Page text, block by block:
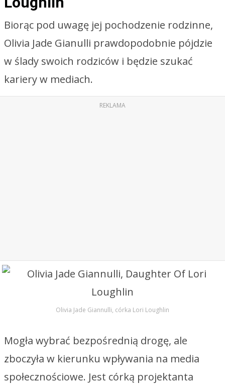
Biorąc pod uwagę jej pochodzenie rodzinne,
Olivia Jade Gianulli prawdopodobnie pójdzie
w ślady swoich rodziców i będzie szukać
kariery w mediach.
REKLAMA
Olivia Jade Giannulli, córka Lori Loughlin
Mogła wybrać bezpośrednią drogę, ale
zboczyła w kierunku wpływania na media
społecznościowe. Jest córką projektanta